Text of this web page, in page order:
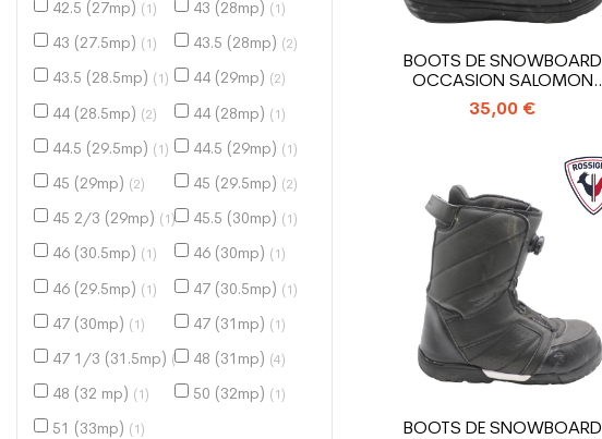
42.5 (27mp) (1) 43 (28mp) (1)
43 (27.5mp) (1) 43.5 (28mp) (2)
43.5 (28.5mp) (1) 44 (29mp) (2)
44 (28.5mp) (2) 44 (28mp) (1)
44.5 (29.5mp) (1) 44.5 (29mp) (1)
45 (29mp) (2) 45 (29.5mp) (2)
45 2/3 (29mp) (1) 45.5 (30mp) (1)
46 (30.5mp) (1) 46 (30mp) (1)
46 (29.5mp) (1) 47 (30.5mp) (1)
47 (30mp) (1) 47 (31mp) (1)
47 1/3 (31.5mp) (1) 48 (31mp) (4)
48 (32 mp) (1) 50 (32mp) (1)
51 (33mp) (1)
BOOTS DE SNOWBOARD
OCCASION SALOMON
FACTION BOA
35,00 €
BOOTS DE SNOWBOARD